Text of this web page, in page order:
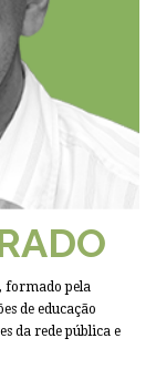
formado pela
de educação
da rede pública e